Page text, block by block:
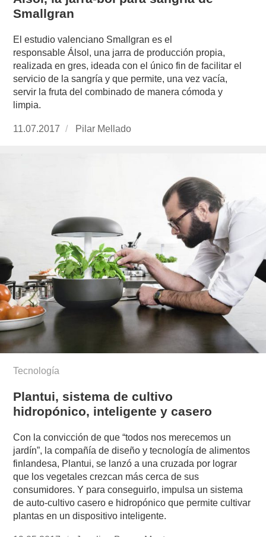
Smallgran
El estudio valenciano Smallgran es el
responsable Álsol, una jarra de producción propia,
realizada en gres, ideada con el único fin de facilitar el
servicio de la sangría y que permite, una vez vacía,
servir la fruta del combinado de manera cómoda y
limpia.
Publicado
11.07.2017
https://www.experimenta.es/author/pilar-
Pilar Mellado
Tecnología
Plantui, sistema de cultivo
hidropónico, inteligente y casero
Con la convicción de que “todos nos merecemos un
jardín”, la compañía de diseño y tecnología de alimentos
finlandesa, Plantui, se lanzó a una cruzada por lograr
que los vegetales crezcan más cerca de sus
consumidores. Y para conseguirlo, impulsa un sistema
de auto-cultivo casero e hidropónico que permite cultivar
plantas en un dispositivo inteligente.